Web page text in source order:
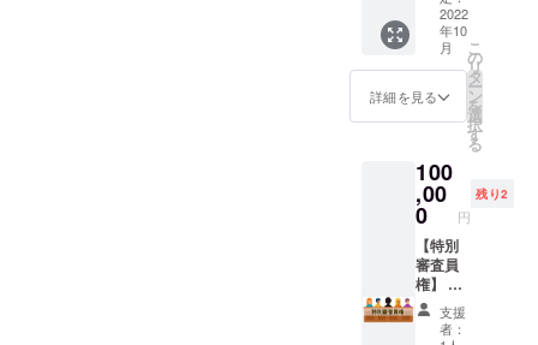
ナログ
とデジ
タルを
融合し
身が体
験し学
を発
信。 公
演実績
・日本
生命保
険相互
会社ラ
イフプ
ラザ本
る会議
に参加
できま
す。 ・
大会当
手伝い
してい
ただき
ます。
※会議は
公共の
場で開
催いた
しま
URL（
一般公
開あ
り）を
お知ら
せいた
しま
スマホ
やパソ
コンか
ら観戦
してい
ただけ
ます。
※ＣＡＭ
ＰＦＩ
訪れた
皆様
に、協
賛企業
PRとし
てチラ
シを配
しま
す。 更
にこち
らのDX
に関し
てはチ
ラシの
制作も
させて
2022
年10
月
詳細を見る
こ
の
リ
タ
ー
ン
を
選
択
す
る
100
,00
0 円
残り2
【特別
審査員
権】 大
会当日
特別審
支援
者：